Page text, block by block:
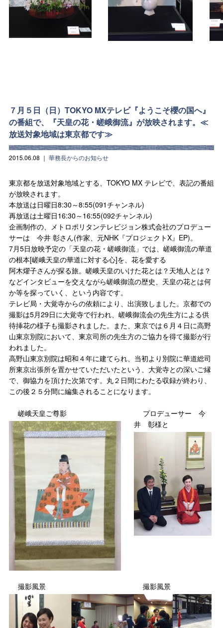
７月５日（日）TOKYO MXテレビ『ようこそ櫻の国へ』
の番組で、『天皇の花・嵯峨御流』が放映されます。≪
放送対象地域は東京都です≫
2015.06.08 ｜ 華務長からのお知らせ
東京都を放送対象地域とする、TOKYO MX テレビで、表記の番組
が放映されます。
本放送は日曜日8:30～8:55(091チャンネル)
再放送は土曜日16:30～16:55(092チャンネル)
企画制作の、メトロポリタンテレビジョン株式会社のプロデュー
サーは 今井 彰さん(作家、元NHK『プロジェクトX』EP)。
7月5日放映予定の「天皇の花・嵯峨御流」では、嵯峨御流の華道
の根本[嵯峨天皇の華道に対する心]を、花を愛する
阿木燿子さんが探る旅。嵯峨天皇のいけた花とは？天地人とは？
などインタビューを交えながら嵯峨御流の歴史、天皇の花とは何
か等を探っていく、という内容です。
テレビ局・大覚寺からの依頼により、出演致しました。京都での
撮影は5月29日に大覚寺で行われ、嵯峨御流会の先生方による供
待挿花の様子も撮影されました。また、東京では６月４日に高野
山東京別院において、東京司所の先生方のご協力を得て撮影が行
われました。
高野山東京別院は昭和４年に建てられ、当初より別院に華道総司
所東京出張所を置かせていただいたという、大覚寺との深いご縁
で、御協力を頂けた次第です。丸２日間にわたる収録が終わり、
この後２５分間に編集されることになります。
嵯峨天皇ご尊影
プロデューサー 今
井 彰様と
撮影風景 撮影風景